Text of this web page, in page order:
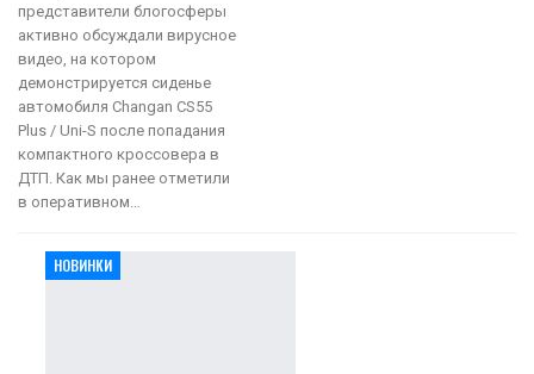
представители блогосферы
активно обсуждали вирусное
видео, на котором
демонстрируется сиденье
автомобиля Changan CS55
Plus / Uni-S после попадания
компактного кроссовера в
ДТП. Как мы ранее отметили
в оперативном…
НОВИНКИ